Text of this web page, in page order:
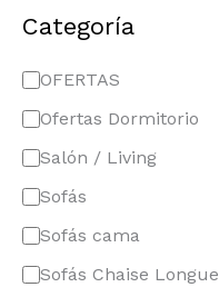
Categoría
OFERTAS
Ofertas Dormitorio
Salón / Living
Sofás
Sofás cama
Sofás Chaise Longue